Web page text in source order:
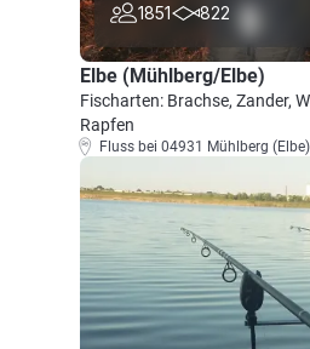
1851 822
Elbe (Mühlberg/Elbe)
Fischarten: Brachse, Zander,
Rapfen
Fluss bei 04931 Mühlberg (Elbe)